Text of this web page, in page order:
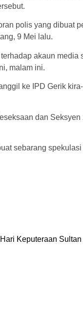
polis yang dibuat
9 Mei lalu.
akaun
malam ini.
ke IPD Gerik
dan
sebarang
Keputeraan